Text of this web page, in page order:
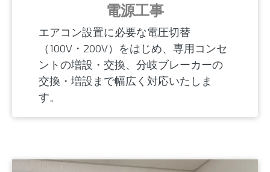
電源工事
エアコン設置に必要な電圧切替
（100V・200V）をはじめ、専用コンセ
ントの増設・交換、分岐ブレーカーの
交換・増設まで幅広く対応いたしま
す。